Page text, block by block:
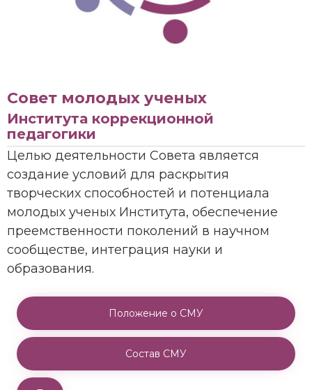
Совет молодых ученых
Института коррекционной
педагогики
Целью деятельности Совета является
создание условий для раскрытия
творческих способностей и потенциала
молодых ученых Института, обеспечение
преемственности поколений в научном
сообществе, интеграция науки и
образования.
Положение о СМУ
Состав СМУ